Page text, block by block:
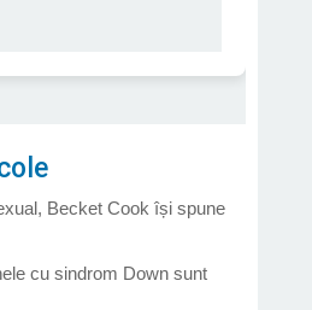
Becket Cook își spune
cu sindrom Down sunt